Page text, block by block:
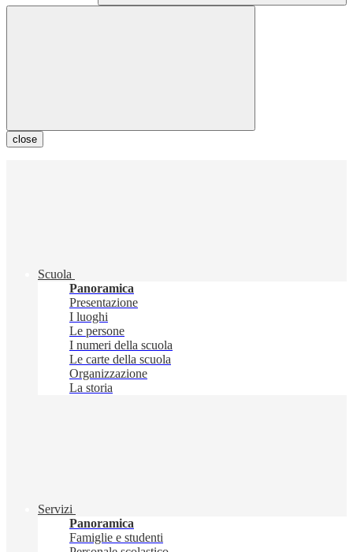
close
Scuola
Panoramica
Presentazione
I luoghi
Le persone
I numeri della scuola
Le carte della scuola
Organizzazione
La storia
Servizi
Panoramica
Famiglie e studenti